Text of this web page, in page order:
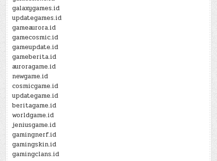
galaxygames.id
updategames.id
gameaurora.id
gamecosmic.id
gameupdate.id
gameberita.id
auroragame.id
newgame.id
cosmicgame.id
updategame.id
beritagame.id
worldgame.id
jeniusgame.id
gamingnerf.id
gamingskin.id
gamingclans.id